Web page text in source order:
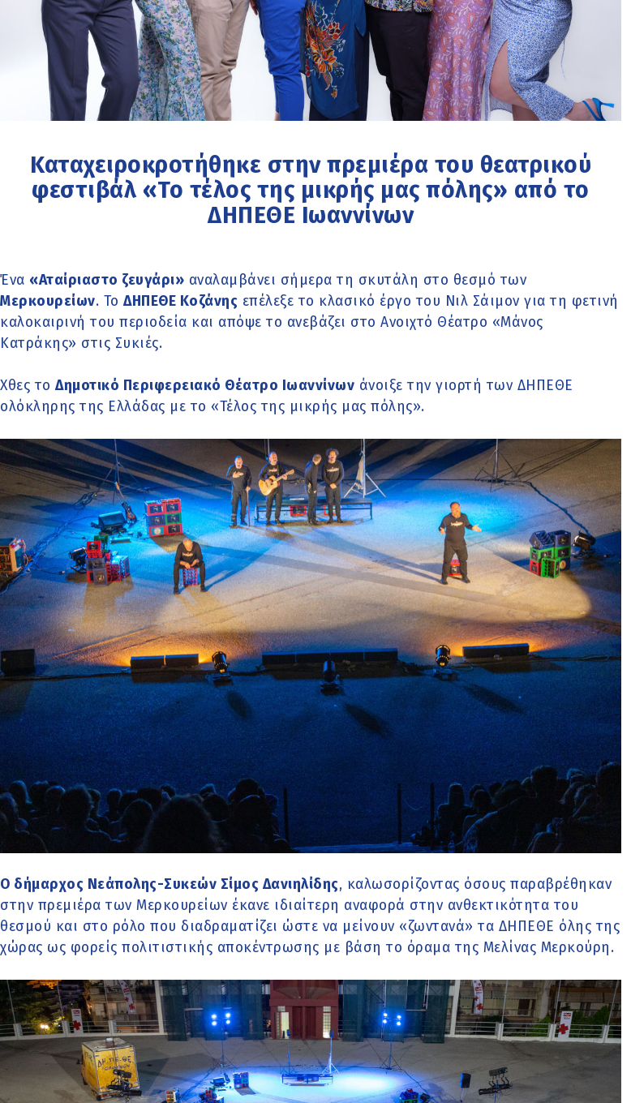
Καταχειροκροτήθηκε στην πρεμιέρα του θεατρικού
φεστιβάλ «Το τέλος της μικρής μας πόλης» από το
ΔΗΠΕΘΕ Ιωαννίνων
Ένα «Αταίριαστο ζευγάρι» αναλαμβάνει σήμερα τη σκυτάλη στο θεσμό των
Μερκουρείων. Το ΔΗΠΕΘΕ Κοζάνης επέλεξε το κλασικό έργο του Νιλ Σάιμον για τη φετινή
καλοκαιρινή του περιοδεία και απόψε το ανεβάζει στο Ανοιχτό Θέατρο «Μάνος
Κατράκης» στις Συκιές.
Χθες το Δημοτικό Περιφερειακό Θέατρο Ιωαννίνων άνοιξε την γιορτή των ΔΗΠΕΘΕ
ολόκληρης της Ελλάδας με το «Τέλος της μικρής μας πόλης».
Ο δήμαρχος Νεάπολης-Συκεών Σίμος Δανιηλίδης, καλωσορίζοντας όσους παραβρέθηκαν
στην πρεμιέρα των Μερκουρείων έκανε ιδιαίτερη αναφορά στην ανθεκτικότητα του
θεσμού και στο ρόλο που διαδραματίζει ώστε να μείνουν «ζωντανά» τα ΔΗΠΕΘΕ όλης της
χώρας ως φορείς πολιτιστικής αποκέντρωσης με βάση το όραμα της Μελίνας Μερκούρη.